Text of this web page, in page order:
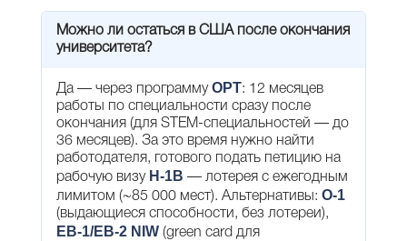
Можно ли остаться в США после окончания
университета?
Да — через программу OPT: 12 месяцев
работы по специальности сразу после
окончания (для STEM-специальностей — до
36 месяцев). За это время нужно найти
работодателя, готового подать петицию на
рабочую визу H-1B — лотерея с ежегодным
лимитом (~85 000 мест). Альтернативы: O-1
(выдающиеся способности, без лотереи),
EB-1/EB-2 NIW (green card для